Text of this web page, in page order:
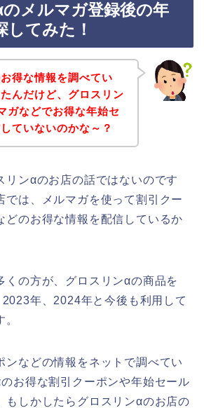
メルマガ登録後の年
してみた！
得な情報を調べてい
んだけど、グロスリン
ガなどでお得な年始セ
ていないのかな～？
リンαのお店の話ではないのです
では、メルマガを使って割引クー
どのお得な情報を配信しているか
くの方が、グロスリンαの商品を
年、2024年と今後も利用して
ンなどの情報をネットで調べてい
お得な割引クーポンや年始セール
もしかしたらグロスリンαのお店の